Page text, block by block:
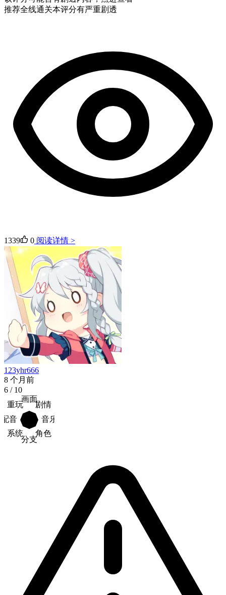
推荐全线通关本评分有严重剧透
1339 0 阅读详情 >
123yhr666
8 个月前
6 / 10
画面
剧情
音乐
角色
分支
系统
配音
重玩